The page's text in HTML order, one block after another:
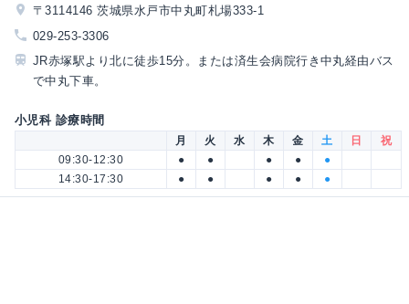
〒3114146 茨城県水戸市中丸町札場333-1
029-253-3306
JR赤塚駅より北に徒歩15分。または済生会病院行き中丸経由バス
で中丸下車。
小児科 診療時間
月 火 水 木 金 土 日
祝
09:30-12:30
● ● ● ●
●
14:30-17:30
● ● ● ● ●